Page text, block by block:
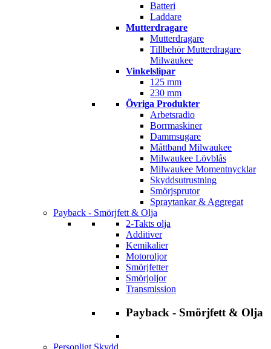
Batteri
Laddare
Mutterdragare
Mutterdragare
Tillbehör Mutterdragare
Milwaukee
Vinkelslipar
125 mm
230 mm
Övriga Produkter
Arbetsradio
Borrmaskiner
Dammsugare
Måttband Milwaukee
Milwaukee Lövblås
Milwaukee Momentnycklar
Skyddsutrustning
Smörjsprutor
Spraytankar & Aggregat
Payback - Smörjfett & Olja
2-Takts olja
Additiver
Kemikalier
Motoroljor
Smörjfetter
Smörjoljor
Transmission
Payback - Smörjfett & Olja
Personligt Skydd